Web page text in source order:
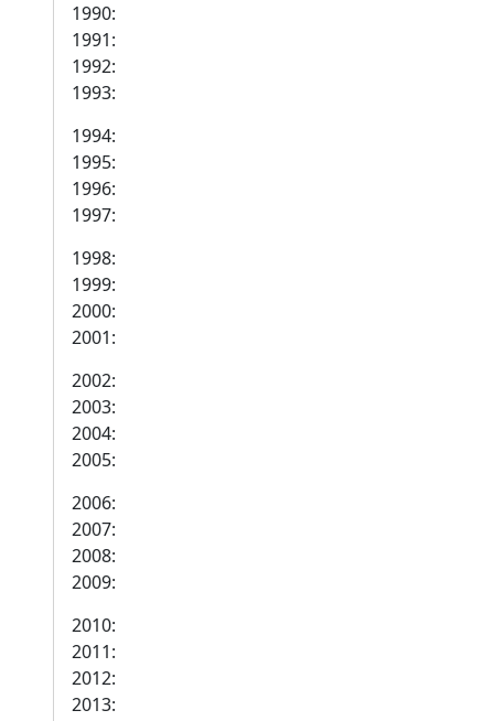
1990:
1991:
1992:
1993:
1994:
1995:
1996:
1997:
1998:
1999:
2000:
2001:
2002:
2003:
2004:
2005:
2006:
2007:
2008:
2009:
2010:
2011:
2012:
2013: